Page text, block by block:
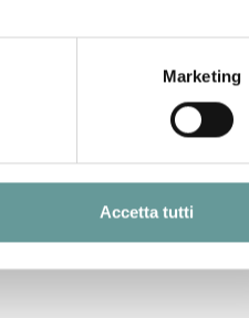
Marketing
Accetta tutti
di collaborazione di ricerca tra il
Europea) e
Normale Superiore, la Scuola
l’Istituto Nazionale di Fisica
Nazionale di Geofisica e